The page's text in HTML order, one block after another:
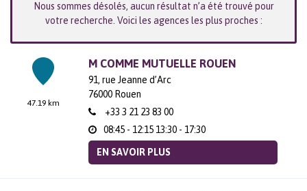
Nous sommes désolés, aucun résultat n’a été trouvé pour
votre recherche. Voici les agences les plus proches :
47.19 km
M COMME MUTUELLE ROUEN
91, rue Jeanne d’Arc
76000 Rouen
+33 3 21 23 83 00
08:45 - 12:15 13:30 - 17:30
EN SAVOIR PLUS